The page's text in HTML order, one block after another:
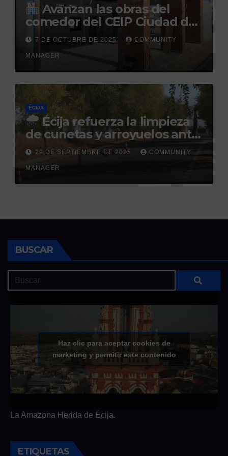
Avanzan las obras del
comedor del CEIP Ciudad del
Sol: su finalización está
prevista para finales de 2025
7 DE OCTUBRE DE 2025 COMMUNITY
MANAGER
ÉCIJA
Écija refuerza la limpieza
de cunetas y arroyuelos ante
la llegada de las lluvias
otoñales
29 DE SEPTIEMBRE DE 2025 COMMUNITY
MANAGER
BUSCAR
Haz clic para aceptar cookies de
marketing y permitir este contenido
La Amazona Herida de Écija.
ETIQUETAS